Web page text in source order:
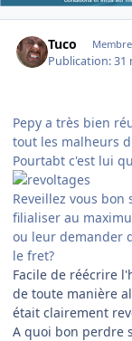
Tuco
Publication:31
Pepy a très bien
tout les malheurs
Pourtabt c'est lui
Reveillez vous
filialiser au
ou leur demander
le fret?
Facile de réécrire
de toute manière
était clairement
A quoi bon perdre